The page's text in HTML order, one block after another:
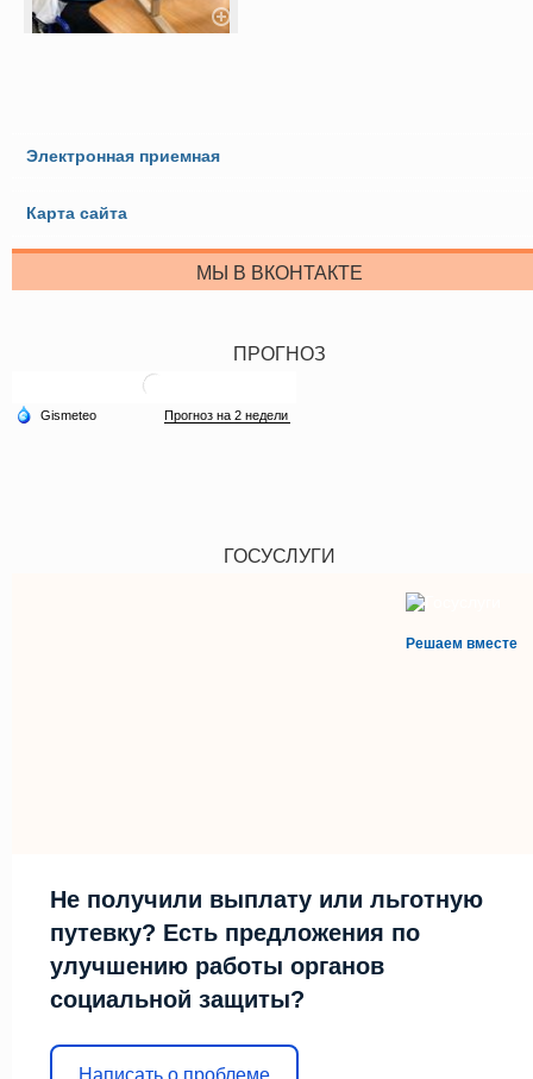
Электронная приемная
Карта сайта
МЫ В ВКОНТАКТЕ
ПРОГНОЗ
ГОСУСЛУГИ
Решаем вместе
Не получили выплату или льготную
путевку? Есть предложения по
улучшению работы органов
социальной защиты?